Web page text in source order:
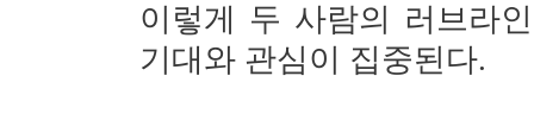
이렇게 두 사람의 러브라
기대와 관심이 집중된다.